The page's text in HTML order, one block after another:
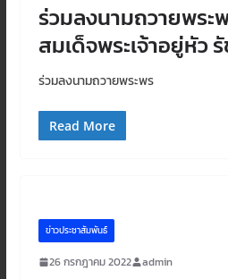
ร่วมลงนามถวายพระ
สมเด็จพระเจ้าอยู่หัว
ร่วมลงนามถวายพระพร
Read More
ข่าวประชาสัมพันธ์
26 กรกฎาคม 2022 admin